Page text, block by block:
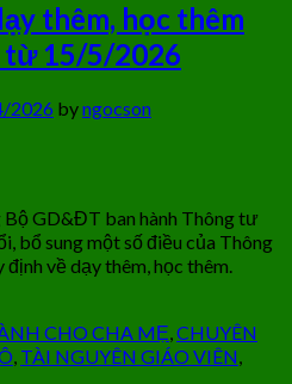
thêm, học thêm
15/5/2026
2026 byngocson
GD&ĐT ban hành Thông tư
bổ sung một số điều của Thông
về dạy thêm, học thêm.
CHO CHA MẸ,CHUYÊN
, TÀI NGUYÊN GIÁO VIÊN,